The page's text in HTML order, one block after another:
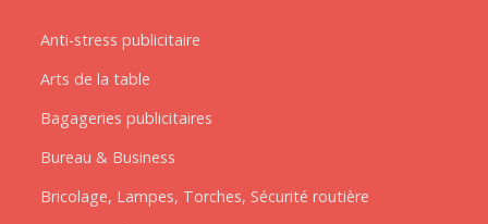
Anti-stress publicitaire
Arts de la table
Bagageries publicitaires
Bureau & Business
Bricolage, Lampes, Torches, Sécurité routière